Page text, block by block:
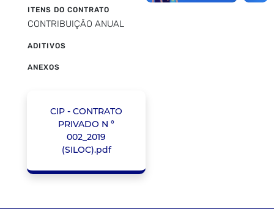
ITENS DO CONTRATO
CONTRIBUIÇÃO ANUAL
ADITIVOS
ANEXOS
CIP - CONTRATO
PRIVADO N °
002_2019
(SILOC).pdf